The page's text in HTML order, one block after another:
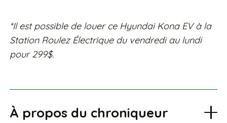
*Il est possible de louer ce Hyundai Kona EV à la
Station Roulez Électrique du vendredi au lundi
pour 299$.
À propos du chroniqueur